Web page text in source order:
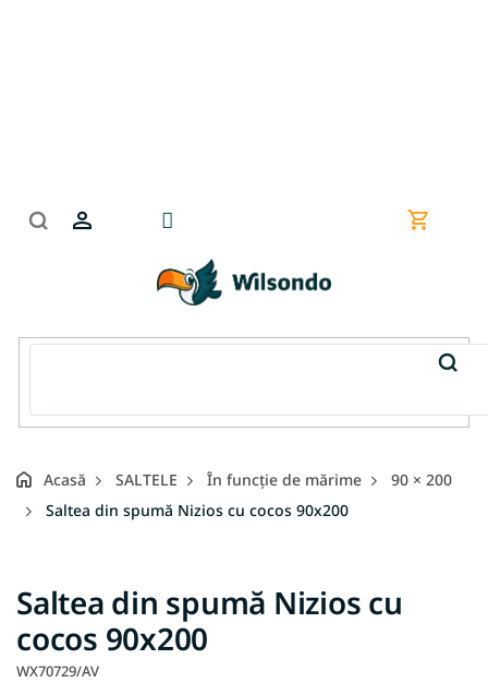
Coş
Acasă SALTELE În funcție de mărime
90 × 200
Saltea din spumă Nizios cu cocos 90x200
Saltea din spumă Nizios cu
cocos 90x200
WX70729/AV